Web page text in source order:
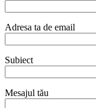
Adresa ta de email
Subiect
Mesajul tău